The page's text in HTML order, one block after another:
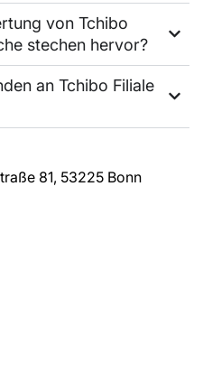
von Tchibo
stechen hervor?
an Tchibo Filiale
81, 53225 Bonn